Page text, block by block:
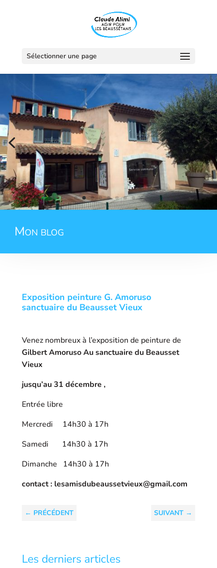
Sélectionner une page
Mon blog
Exposition peinture G. Amoruso
sanctuaire du Beausset Vieux
Venez nombreux à l’exposition de peinture de
Gilbert Amoruso Au sanctuaire du Beausset
Vieux
jusqu’au 31 décembre ,
Entrée libre
Mercredi 14h30 à 17h
Samedi 14h30 à 17h
Dimanche 14h30 à 17h
contact : lesamisdubeaussetvieux@gmail.com
← PRÉCÉDENT SUIVANT →
Les derniers articles